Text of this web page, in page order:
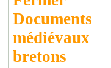
Documents
médiévaux
bretons